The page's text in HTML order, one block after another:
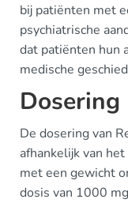
bij patiënten met
psychiatrische
dat patiënten hun
medische
De dosering van
afhankelijk van
met een gewicht
dosis van 1000